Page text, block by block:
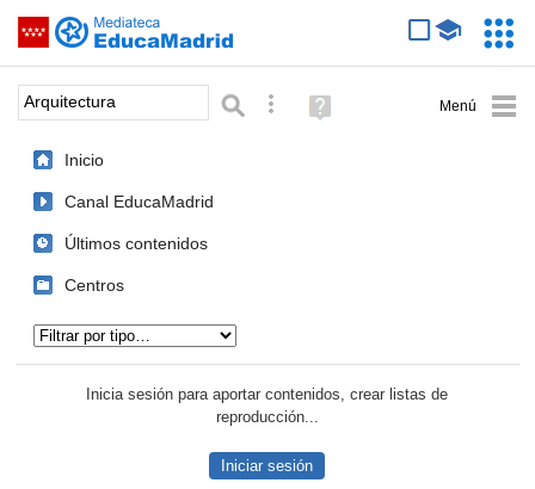
Saltar navegación
Palabra o frase: Búsqueda avanzada
Ayuda
(en
Inicio
Canal EducaMadrid
Últimos contenidos
Centros
Inicia sesión para aportar contenidos, crear listas de
reproducción...
Iniciar sesión